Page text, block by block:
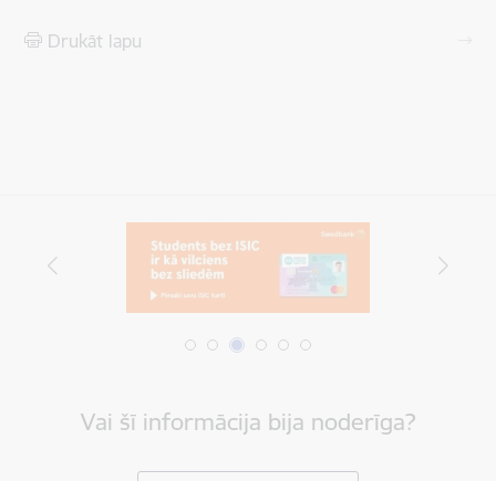
Drukāt lapu
Vai šī informācija bija noderīga?